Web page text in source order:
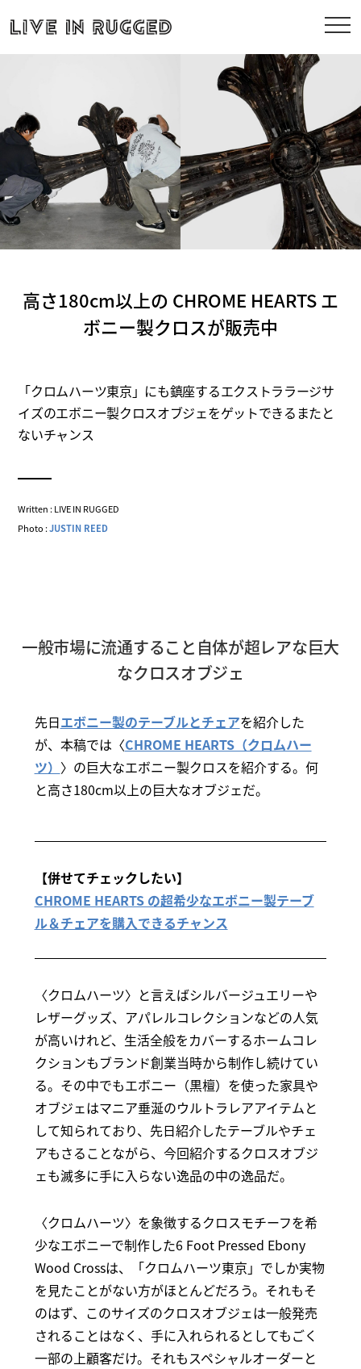
高さ180cm以上の CHROME HEARTS エ
ボニー製クロスが販売中
「クロムハーツ東京」にも鎮座するエクストララージサ
イズのエボニー製クロスオブジェをゲットできるまたと
ないチャンス
Written : LIVE IN RUGGED
Photo :JUSTIN REED
一般市場に流通すること自体が超レアな巨大
なクロスオブジェ
先日エボニー製のテーブルとチェアを紹介した
が、本稿では〈CHROME HEARTS（クロムハー
ツ） 〉の巨大なエボニー製クロスを紹介する。何
と高さ180cm以上の巨大なオブジェだ。
【併せてチェックしたい】
CHROME HEARTS の超希少なエボニー製テーブ
ル＆チェアを購入できるチャンス
〈クロムハーツ〉と言えばシルバージュエリーや
レザーグッズ、アパレルコレクションなどの人気
が高いけれど、生活全般をカバーするホームコレ
クションもブランド創業当時から制作し続けてい
る。その中でもエボニー（黒檀）を使った家具や
オブジェはマニア垂涎のウルトラレアアイテムと
して知られており、先日紹介したテーブルやチェ
アもさることながら、今回紹介するクロスオブジ
ェも滅多に手に入らない逸品の中の逸品だ。
〈クロムハーツ〉を象徴するクロスモチーフを希
少なエボニーで制作した6 Foot Pressed Ebony
Wood Crossは、「クロムハーツ東京」でしか実物
を見たことがない方がほとんどだろう。それもそ
のはず、このサイズのクロスオブジェは一般発売
されることはなく、手に入れられるとしてもごく
一部の上顧客だけ。それもスペシャルオーダーと